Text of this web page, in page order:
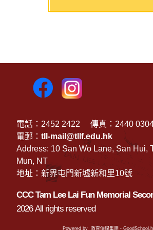
Address: 10 San Wo Lane, San Hui,
Mun, NT
地址：新界屯門新墟新和里10號
電話：2452 2422
傳真：2440
電郵： tll-mail@tllf.edu.hk
CCC Tam Lee Lai Fun Memorial
2026 All rights reserved
Powered by 教育傳媒集團 ‧